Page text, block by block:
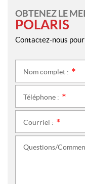
OBTENEZ LE
POLARIS
Contactez-nous
Nom complet :
Téléphone :
Courriel :
Questions/